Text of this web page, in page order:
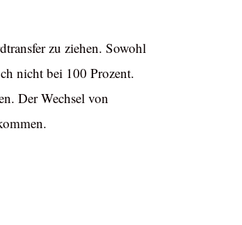
zu ziehen. Sowohl
nicht bei 100 Prozent.
Der Wechsel von